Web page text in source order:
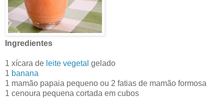
Ingredientes
1 xícara de leite vegetal gelado
1 banana
1 mamão papaia pequeno ou 2 fatias de mamão formosa
1 cenoura pequena cortada em cubos